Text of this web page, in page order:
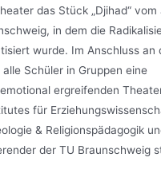
das Stück „Djihad“ vom
in dem die
wurde. Im Anschluss an
Schüler in Gruppen eine
ergreifenden
für
& Religionspädagogik
der TU Braunschweig